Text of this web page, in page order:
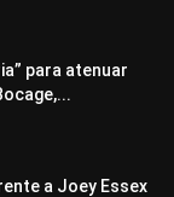
para atenuar
a Joey Essex